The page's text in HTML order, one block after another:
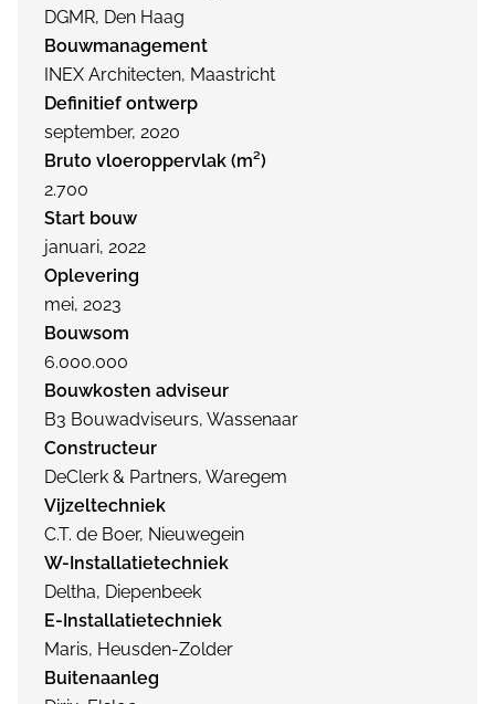
DGMR, Den Haag
Bouwmanagement
INEX Architecten, Maastricht
Definitief ontwerp
september, 2020
Bruto vloeroppervlak (m²)
2.700
Start bouw
januari, 2022
Oplevering
mei, 2023
Bouwsom
6.000.000
Bouwkosten adviseur
B3 Bouwadviseurs, Wassenaar
Constructeur
DeClerk & Partners, Waregem
Vijzeltechniek
C.T. de Boer, Nieuwegein
W-Installatietechniek
Deltha, Diepenbeek
E-Installatietechniek
Maris, Heusden-Zolder
Buitenaanleg